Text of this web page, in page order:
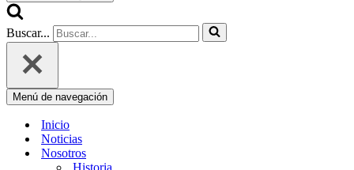
Buscar...
Menú de navegación
Inicio
Noticias
Nosotros
Historia